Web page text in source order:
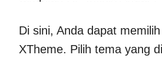
Di sini, Anda dapat
XTheme. Pilih tema yang